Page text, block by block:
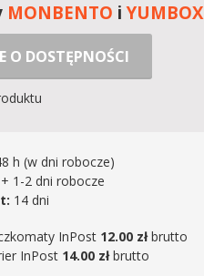
MONBENTO iYUMBOX
O DOSTĘPNOŚCI
h (w dni robocze)
1-2 dni robocze
14 dni
InPost 12.00 złbrutto
InPost 14.00 złbrutto